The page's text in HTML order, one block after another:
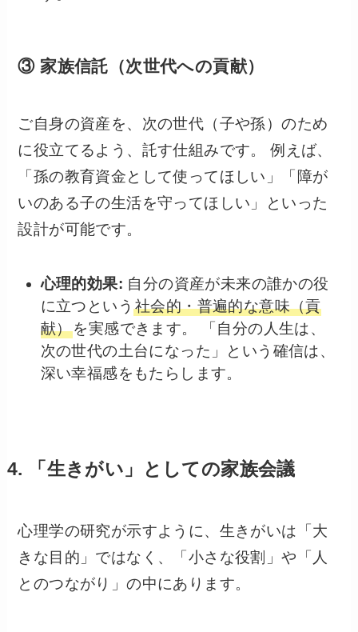
③ 家族信託（次世代への貢献）
ご自身の資産を、次の世代（子や孫）のため
に役立てるよう、託す仕組みです。 例えば、
「孫の教育資金として使ってほしい」「障が
いのある子の生活を守ってほしい」といった
設計が可能です。
心理的効果: 自分の資産が未来の誰かの役
に立つという社会的・普遍的な意味（貢
献）を実感できます。 「自分の人生は、
次の世代の土台になった」という確信は、
深い幸福感をもたらします。
4. 「生きがい」としての家族会議
心理学の研究が示すように、生きがいは「大
きな目的」ではなく、「小さな役割」や「人
とのつながり」の中にあります。